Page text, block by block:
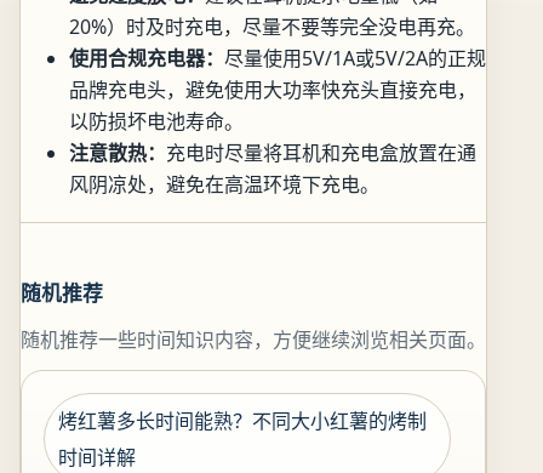
20%）时及时充电，尽量不要等完全没电再充。
使用合规充电器： 尽量使用5V/1A或5V/2A的正规
品牌充电头，避免使用大功率快充头直接充电，
以防损坏电池寿命。
注意散热： 充电时尽量将耳机和充电盒放置在通
风阴凉处，避免在高温环境下充电。
随机推荐
随机推荐一些时间知识内容，方便继续浏览相关页面。
烤红薯多长时间能熟？不同大小红薯的烤制
时间详解